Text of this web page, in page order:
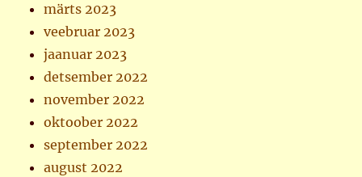
märts 2023
veebruar 2023
jaanuar 2023
detsember 2022
november 2022
oktoober 2022
september 2022
august 2022